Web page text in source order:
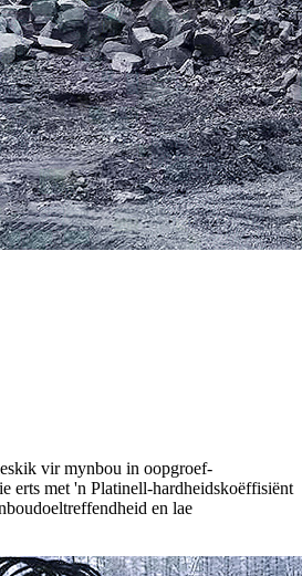
vir mynbou in oopgroef-
erts met 'n Platinell-hardheidskoëffisiënt
en lae